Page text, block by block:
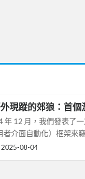
現蹤的郊狼：首個
年 12 月，我們發表了
者介面自動化）框架來
2025-08-04